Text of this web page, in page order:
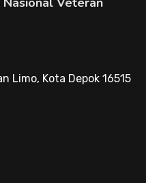
Limo, Kota Depok 16515